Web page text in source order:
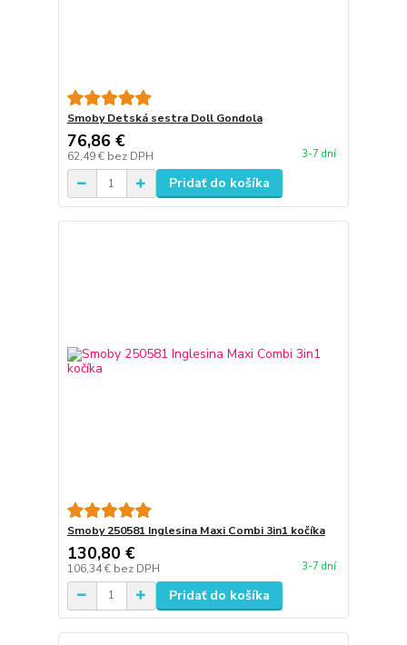
Smoby Detská sestra Doll Gondola
76,86 €
62,49 € bez DPH 3-7 dní
Pridať do košíka
Smoby 250581 Inglesina Maxi Combi 3in1 kočíka
130,80 €
106,34 € bez DPH 3-7 dní
Pridať do košíka